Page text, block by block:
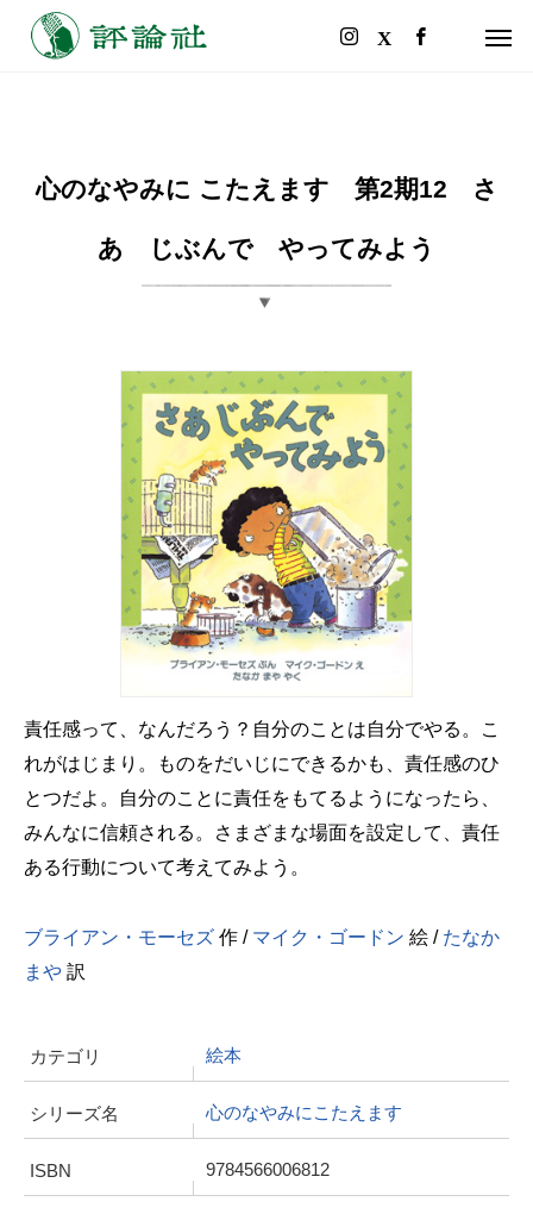
心のなやみに こたえます 第2期12 さ
あ じぶんで やってみよう
責任感って、なんだろう？自分のことは自分でやる。こ
れがはじまり。ものをだいじにできるかも、責任感のひ
とつだよ。自分のことに責任をもてるようになったら、
みんなに信頼される。さまざまな場面を設定して、責任
ある行動について考えてみよう。
ブライアン・モーセズ 作 / マイク・ゴードン 絵 / たなか
まや 訳
カテゴリ 絵本
シリーズ名 心のなやみにこたえます
ISBN 9784566006812